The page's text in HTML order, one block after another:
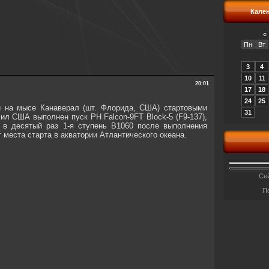
20:01
на мысе Канаверал (шт. Флорида, США) стартовыми
США выполнен пуск РН Falcon-9FT Block-5 (F9-137),
десятый раз 1-я ступень В1060 после выполнения
старта в акватории Атлантического океана.
«
Пн
Вт
3
4
10
11
17
18
24
25
31